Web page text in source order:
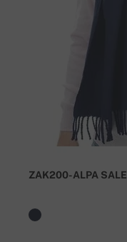
ZAK200-ALPA SALE